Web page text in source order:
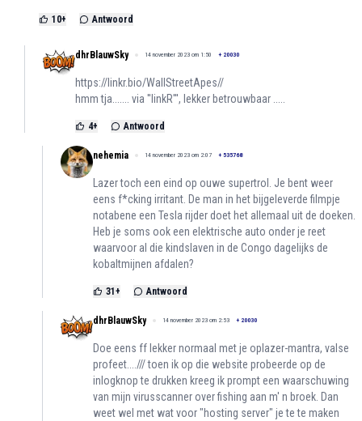
10+ Antwoord
dhrBlauwSky 14 november 2023 om 1:50 + 20030
https://linkr.bio/WallStreetApes//
hmm tja....... via ''linkR''', lekker betrouwbaar .....
4+ Antwoord
nehemia 14 november 2023 om 2:07 + 535768
Lazer toch een eind op ouwe supertrol. Je bent weer
eens f*cking irritant. De man in het bijgeleverde filmpje
notabene een Tesla rijder doet het allemaal uit de doeken.
Heb je soms ook een elektrische auto onder je reet
waarvoor al die kindslaven in de Congo dagelijks de
kobaltmijnen afdalen?
31 + Antwoord
dhrBlauwSky 14 november 2023 om 2:53 + 20030
Doe eens ff lekker normaal met je oplazer-mantra, valse
profeet..../// toen ik op die website probeerde op de
inlogknop te drukken kreeg ik prompt een waarschuwing
van mijn virusscanner over fishing aan m' n broek. Dan
weet wel met wat voor "hosting server" je te te maken